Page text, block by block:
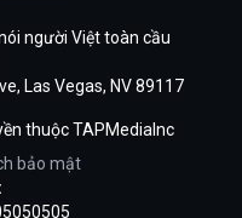
người Việt toàn cầu
Las Vegas, NV 89117
thuộc TAPMediaInc
bảo mật